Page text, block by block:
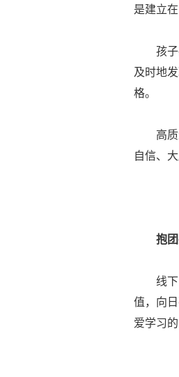
是建立
孩子
及时地
格。
高质
自信、大
抱
线下
值，向
爱学习